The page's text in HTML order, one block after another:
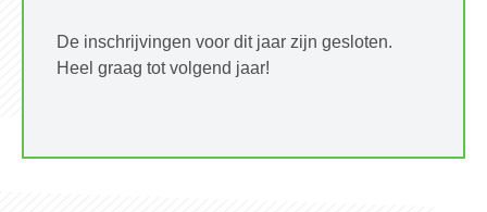
De inschrijvingen voor dit jaar zijn gesloten.
Heel graag tot volgend jaar!